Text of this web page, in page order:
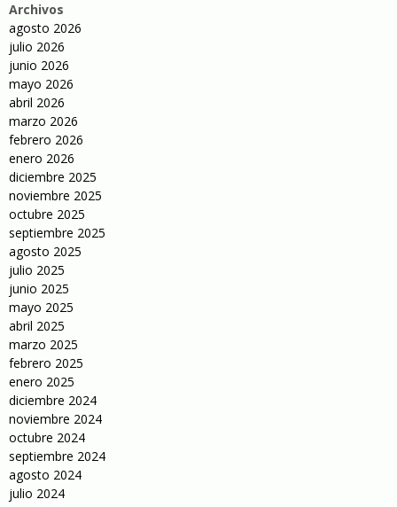
Archivos
agosto 2026
julio 2026
junio 2026
mayo 2026
abril 2026
marzo 2026
febrero 2026
enero 2026
diciembre 2025
noviembre 2025
octubre 2025
septiembre 2025
agosto 2025
julio 2025
junio 2025
mayo 2025
abril 2025
marzo 2025
febrero 2025
enero 2025
diciembre 2024
noviembre 2024
octubre 2024
septiembre 2024
agosto 2024
julio 2024